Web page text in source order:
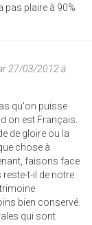
pas plaire à 90%
27/03/2012 à
qu'on puisse
on est Français.
de gloire ou la
chose à
faisons face
t-il de notre
bien conservé.
qui sont